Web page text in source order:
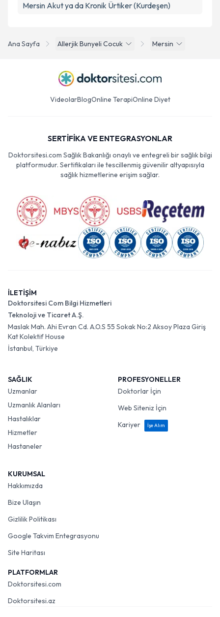
Ana Sayfa Allerjik Bunyeli Cocuk Mersin
Mersin Akut ya da Kronik Ürtiker (Kurdeşen)
VideolarBlogOnline TerapiOnline Diyet
SERTİFİKA VE ENTEGRASYONLAR
Doktorsitesi.com Sağlık Bakanlığı onaylı ve entegreli bir sağlık bilgi
platformudur. Sertifikaları ile tescillenmiş güvenilir altyapısıyla
sağlık hizmetlerine erişim sağlar.
İLETİŞİM
Doktorsitesi Com Bilgi Hizmetleri
Teknoloji ve Ticaret A.Ş.
Maslak Mah. Ahi Evran Cd. A.O.S 55 Sokak No:2 Aksoy Plaza Giriş
Kat Kolektif House
İstanbul, Türkiye
SAĞLIK
Uzmanlar
Uzmanlık Alanları
Hastalıklar
Hizmetler
Hastaneler
PROFESYONELLER
Doktorlar İçin
Web Siteniz İçin
Kariyer
İşe Alım
KURUMSAL
Hakkımızda
Bize Ulaşın
Gizlilik Politikası
Google Takvim Entegrasyonu
Site Haritası
PLATFORMLAR
Doktorsitesi.com
Doktorsitesi.az